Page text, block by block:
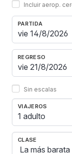
Incluir aerop.
PARTIDA
REGRESO
Sin escalas
VIAJEROS
1 adulto
CLASE